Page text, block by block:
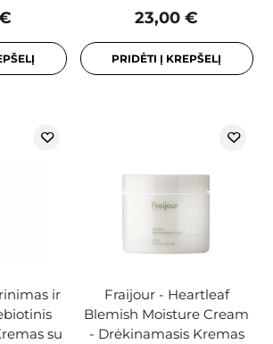
23,00 €
PRIDĖTI Į KREPŠELĮ
ir
su
Fraijour - Heartleaf
Blemish Moisture Cream
- Drėkinamasis Kremas